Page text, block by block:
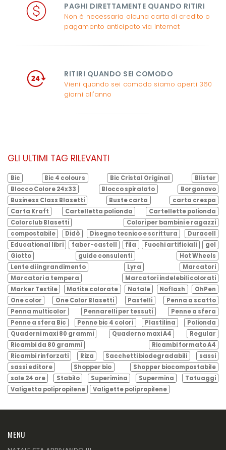
PAGHI DIRETTAMENTE QUANDO RITIRI
Non è necessaria alcuna carta di credito o
pagamento anticipato via internet
RITIRI QUANDO SEI COMODO
Vieni quando sei comodo siamo aperti 360
giorni all'anno
GLI ULTIMI TAG RILEVANTI
Bic Bic 4 colours Bic Cristal Original
Blister
Blocco Colore 24x33
Blocco spiralato
Borgonovo
Business Class Blasetti
Buste carta
carta crespa
Carta Kraft
Cartelletta polionda
Cartellette polionda
Colorclub Blasetti
Colori per bambini e ragazzi
compostabile
Didò Disegno tecnico e scrittura
Duracell
Educational libri
faber-castell fila Fuochi artificiali
gel
Giotto
guide consulenti
Hot Wheels
Lente di ingrandimento
Lyra
Marcatori
Marcatori a tempera
Marcatori indelebili colorati
Marker Textile
Matite colorate Natale Noflash
OhPen
One color
One Color Blasetti Pastelli
Penna a scatto
Penna multicolor
Pennarelli per tessuti
Penne a sfera
Penne a sfera Bic
Penne bic 4 colori Plastilina
Polionda
Quaderni maxi 80 grammi
Quaderno maxi A4
Regular
Ricambi da 80 grammi
Ricambi formato A4
Ricambi rinforzati
Riza Sacchetti biodegradabili
sassi
sassi editore
Shopper bio
Shopper biocompostabile
sole 24 ore
Stabilo Superimina Supermina
Tatuaggi
Valigetta polipropilene
Valigette polipropilene
MENU